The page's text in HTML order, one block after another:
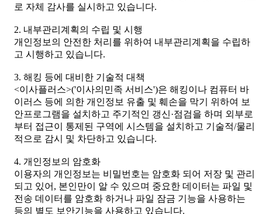
로 자체 감사를 실시하고 있습니다.
2. 내부관리계획의 수립 및 시행
개인정보의 안전한 처리를 위하여 내부관리계획을 수립하
고 시행하고 있습니다.
3. 해킹 등에 대비한 기술적 대책
<이사플러스>('이사의민족 서비스')은 해킹이나 컴퓨터 바
이러스 등에 의한 개인정보 유출 및 훼손을 막기 위하여 보
안프로그램을 설치하고 주기적인 갱신·점검을 하며 외부로
부터 접근이 통제된 구역에 시스템을 설치하고 기술적/물리
적으로 감시 및 차단하고 있습니다.
4. 개인정보의 암호화
이용자의 개인정보는 비밀번호는 암호화 되어 저장 및 관리
되고 있어, 본인만이 알 수 있으며 중요한 데이터는 파일 및
전송 데이터를 암호화 하거나 파일 잠금 기능을 사용하는
등의 별도 보안기능을 사용하고 있습니다.